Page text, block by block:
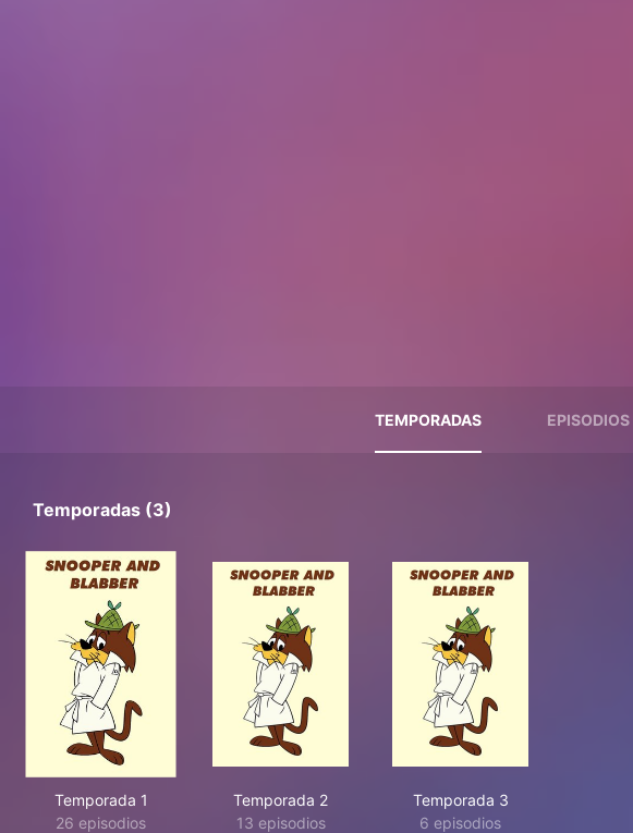
TEMPORADAS EPISODIOS
Temporadas (3)
Temporada 1
26 episodios
Temporada 2
13 episodios
Temporada 3
6 episodios